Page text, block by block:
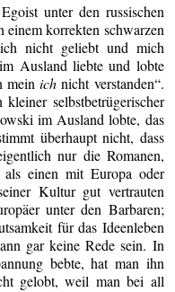
unter den russischen
korrekten schwarzen
nicht geliebt und mich
Ausland liebte und lobte
meinich nicht verstanden“.
selbstbetrügerischer
im Ausland lobte, das
überhaupt nicht, dass
nur die Romanen,
als einen mit Europa oder
Kultur gut vertrauten
unter den Barbaren;
für das Ideenleben
gar keine Rede sein. In
bebte, hat man ihn
gelobt, weil man bei all